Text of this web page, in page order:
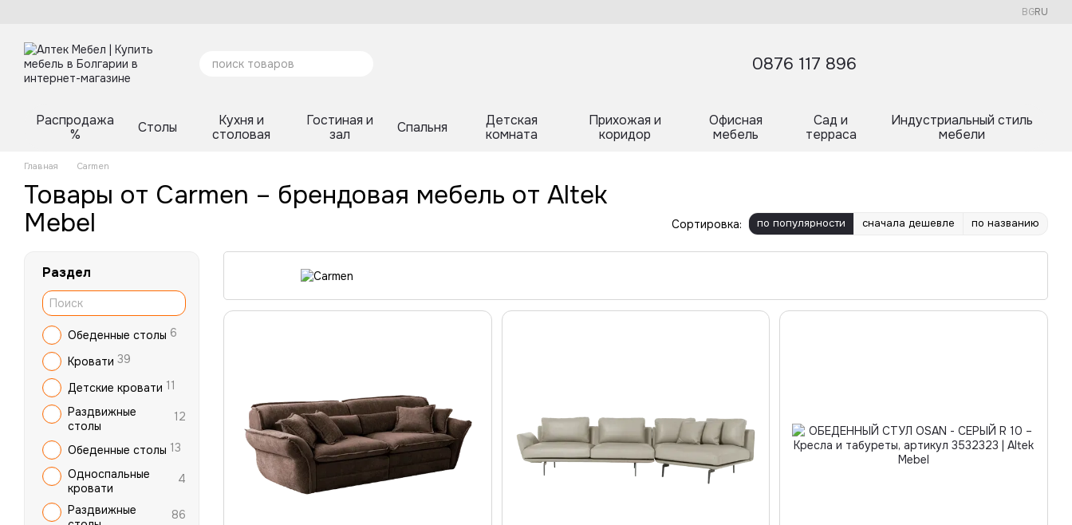
BGRU
0876 117 896
Распродажа
%
Столы
Кухня и
столовая
Гостиная и
зал
Спальня
Детская
комната
Прихожая и
коридор
Офисная
мебель
Сад и
терраса
Индустриальный стиль
мебели
Главная Carmen
Товары от Carmen – брендовая мебель от Altek
Mebel
Сортировка: по популярности сначала дешевле по названию
Раздел
Обеденные столы 6
Кровати 39
Детские кровати 11
Раздвижные
столы
12
Обеденные столы 13
Односпальные
кровати
4
Раздвижные
86